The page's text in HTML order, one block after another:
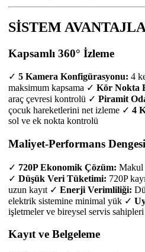
SİSTEM
Kapsamlı 360° İzleme
✓ 5 Kamera Konfigürasyonu: 4
maksimum kapsama ✓ Kör Nokta
araç çevresi kontrolü ✓ Piramit
çocuk hareketlerini net izleme ✓ 4
sol ve ek nokta kontrolü
Maliyet-Performans Dengesi
✓ 720P Ekonomik Çözüm: Makul
✓ Düşük Veri Tüketimi: 720P
uzun kayıt ✓ Enerji Verimliliği:
elektrik sistemine minimal yük ✓
işletmeler ve bireysel servis
Kayıt ve Belgeleme